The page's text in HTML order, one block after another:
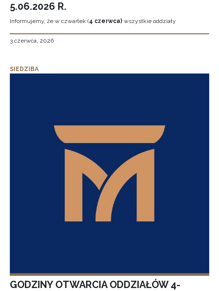
5.06.2026 R.
Informujemy, że w czwartek (4 czerwca) wszystkie oddziały
3 czerwca, 2026
SIEDZIBA
GODZINY OTWARCIA ODDZIAŁÓW 4-